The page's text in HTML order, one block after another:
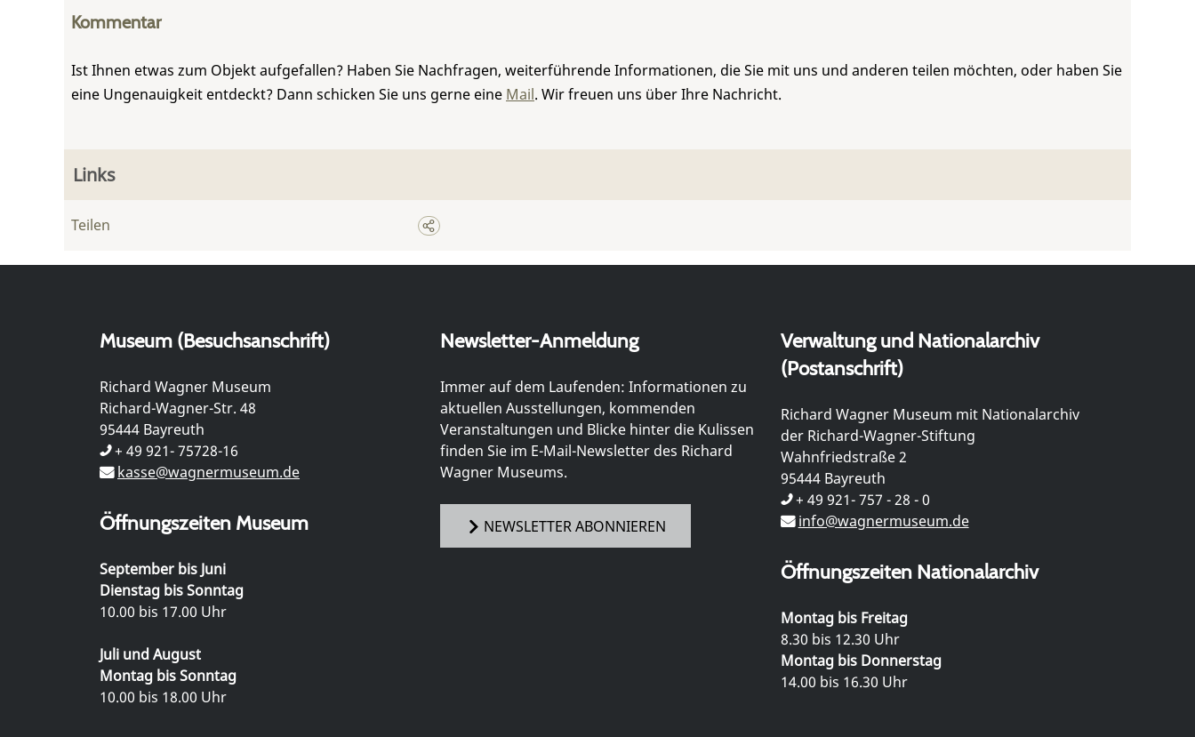
Kommentar
Ist Ihnen etwas zum Objekt aufgefallen? Haben Sie Nachfragen, weiterführende Informationen, die Sie mit uns und anderen teilen möchten, oder haben Sie
eine Ungenauigkeit entdeckt? Dann schicken Sie uns gerne eine Mail. Wir freuen uns über Ihre Nachricht.
Links
Teilen
Museum (Besuchsanschrift)
Richard Wagner Museum
Richard-Wagner-Str. 48
95444 Bayreuth
+ 49 921- 75728-16
kasse@wagnermuseum.de
Öffnungszeiten Museum
September bis Juni
Dienstag bis Sonntag
10.00 bis 17.00 Uhr
Juli und August
Montag bis Sonntag
10.00 bis 18.00 Uhr
Newsletter-Anmeldung
Immer auf dem Laufenden: Informationen zu
aktuellen Ausstellungen, kommenden
Veranstaltungen und Blicke hinter die Kulissen
finden Sie im E-Mail-Newsletter des Richard
Wagner Museums.
NEWSLETTER ABONNIEREN
Verwaltung und Nationalarchiv
(Postanschrift)
Richard Wagner Museum mit Nationalarchiv
der Richard-Wagner-Stiftung
Wahnfriedstraße 2
95444 Bayreuth
+ 49 921- 757 - 28 - 0
info@wagnermuseum.de
Öffnungszeiten Nationalarchiv
Montag bis Freitag
8.30 bis 12.30 Uhr
Montag bis Donnerstag
14.00 bis 16.30 Uhr